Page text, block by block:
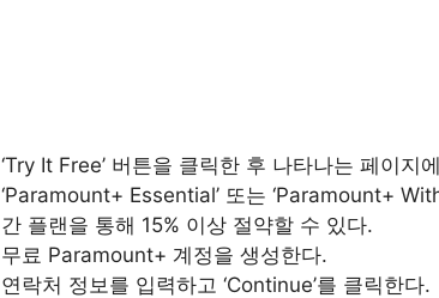
‘Try It Free’ 버튼을 클릭한 후 나타나는 페이지
‘Paramount+ Essential’ 또는 ‘Paramount+
간 플랜을 통해 15% 이상 절약할 수 있다.
무료 Paramount+ 계정을 생성한다.
연락처 정보를 입력하고 ‘Continue’를 클릭한다.